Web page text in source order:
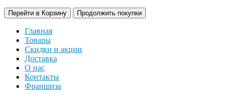
Перейти в Корзину Продолжить покупки
Главная
Товары
Скидки и акции
Доставка
О нас
Контакты
Франшиза